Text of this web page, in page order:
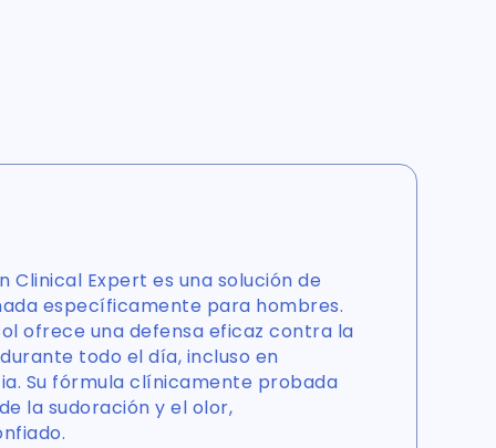
Clinical Expert es una solución de
específicamente para hombres.
ofrece una defensa eficaz contra la
todo el día, incluso en
Su fórmula clínicamente probada
la sudoración y el olor,